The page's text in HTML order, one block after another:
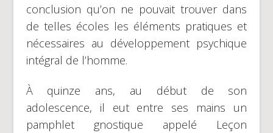
conclusion qu’on ne pouvait trouver dans
de telles écoles les éléments pratiques et
nécessaires au développement psychique
intégral de l’homme.
À quinze ans, au début de son
adolescence, il eut entre ses mains un
pamphlet gnostique appelé Leçon